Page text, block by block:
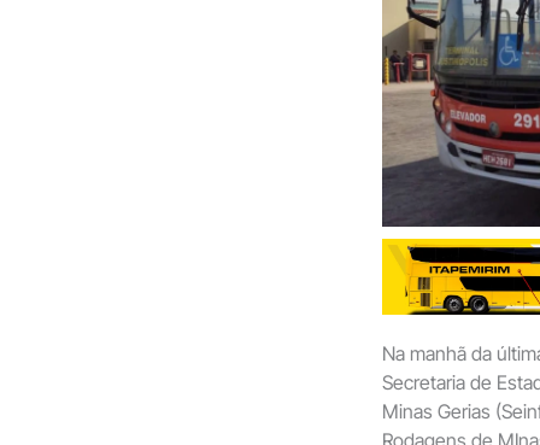
Na manhã da
Secretaria de
Minas Gerias